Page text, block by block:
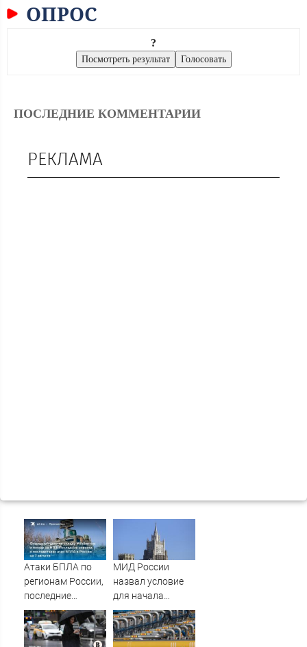
ОПРОС
?
ПОСЛЕДНИЕ КОММЕНТАРИИ
РЕКЛАМА
Атаки БПЛА по
регионам России,
последние
новости на 7
августа 2026:
последствия,
МИД России
назвал условие
для начала
переговоров о
мире с Украиной